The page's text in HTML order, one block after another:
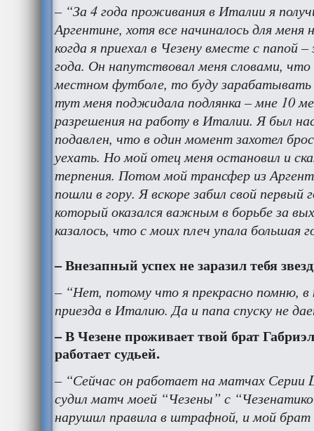
– “За 4 года проживания в Италии я
Аргентине, хотя все начиналось для
когда я приехал в Чезену вместе с папой
года. Он напутствовал меня словами, что
местном футболе, то буду зарабатывать
тут меня поджидала подлянка – мне 10
разрешения на работу в Италии. Я был
подавлен, что в один момент захотел
уехать. Но мой отец меня остановил и
терпения. Потом мой трансфер из
пошли в гору. Я вскоре забил свой
который оказался важным в борьбе за
казалось, что с моих плеч упала большая
– Внезапный успех не заразил тебя
– “Нет, потому что я прекрасно помню, в
приезда в Италию. Да и папа спуску не
– В Чезене проживает твой брат
работает судьей.
– “Сейчас он работает на матчах Серии
судил матч моей “Чезены” с
нарушил правила в штрафной, и мой брат